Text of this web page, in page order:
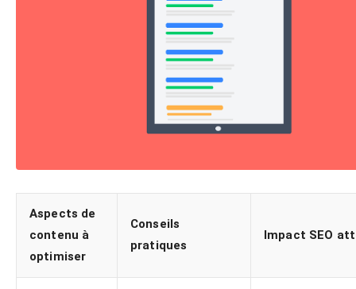
Aspects de
contenu à
optimiser
Conseils
pratiques
Impact SEO